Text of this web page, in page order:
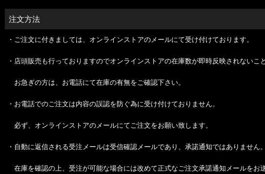
注文方法
・ご注文に付きましては、オンラインストアのメールにて受け付けております。
・店頭販売も行っておりますのでオンラインストアの在庫数が即時反映されないこ
お急ぎの方は、お電話にて在庫の有無をご確認下さい。
・お電話でのご注文は内容の誤認を防ぐ為に受け付けておりません。
必ず、オンラインストアのメールにてご注文をお願い致します。
・自動に返信される受注メールは受信確認メールであり、承諾通知ではありません。
在庫を確認の上、受注が可能な場合には改めて正式なご注文承諾通知メールをお